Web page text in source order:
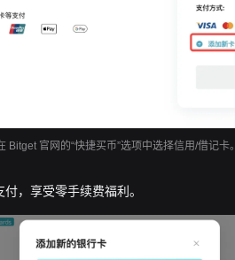
Bitget 官网的“快捷买币”选项中选择信用/借记卡。
，享受零手续费福利。